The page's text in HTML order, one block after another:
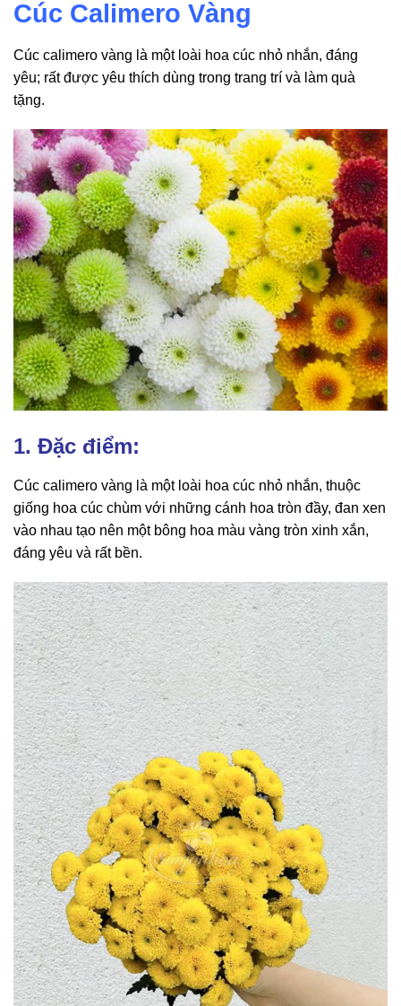
Cúc Calimero Vàng
Cúc calimero vàng là một loài hoa cúc nhỏ nhắn, đáng
yêu; rất được yêu thích dùng trong trang trí và làm quà
tặng.
1. Đặc điểm:
Cúc calimero vàng là một loài hoa cúc nhỏ nhắn, thuộc
giống hoa cúc chùm với những cánh hoa tròn đầy, đan xen
vào nhau tạo nên một bông hoa màu vàng tròn xinh xắn,
đáng yêu và rất bền.